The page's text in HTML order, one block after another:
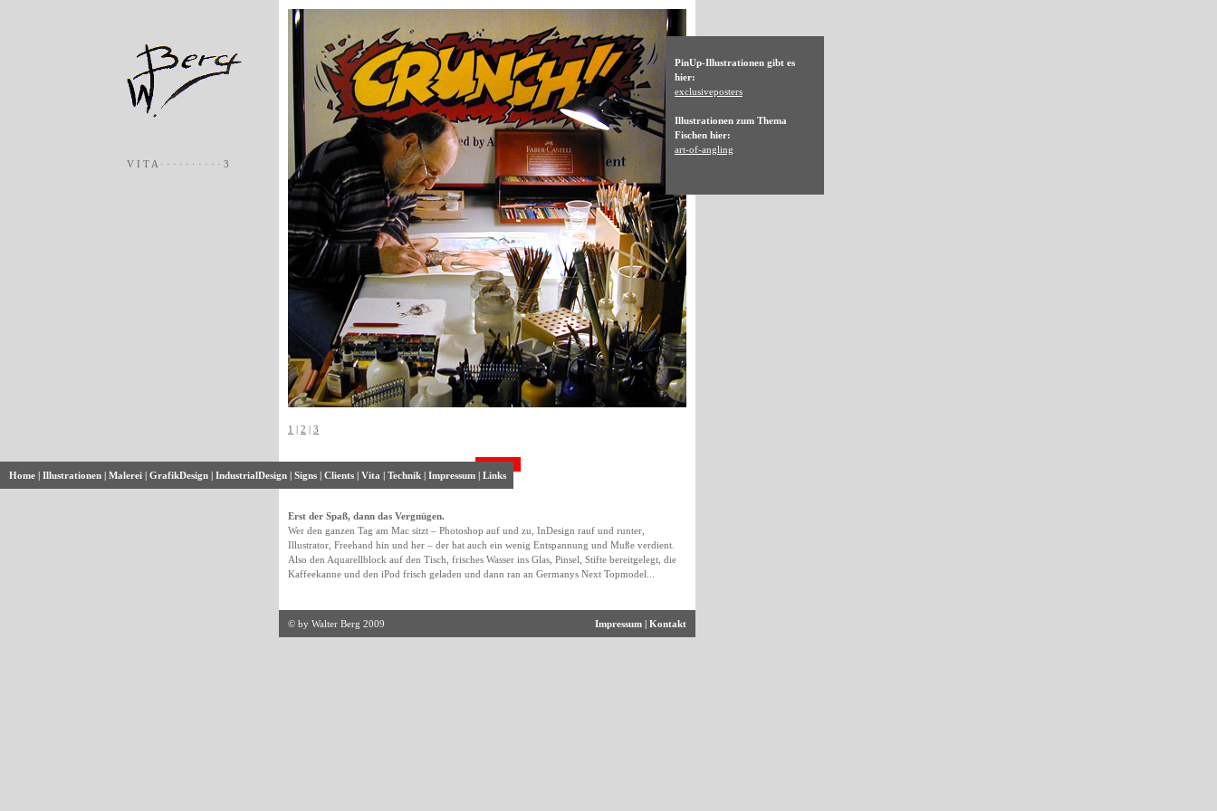
V I T A · · · · · · · · · · 3
1 | 2 | 3
Erst der Spaß, dann das Vergnügen.
Wer den ganzen Tag am Mac sitzt – Photoshop auf und zu, InDesign rauf und runter,
Illustrator, Freehand hin und her – der hat auch ein wenig Entspannung und Muße verdient.
Also den Aquarellblock auf den Tisch, frisches Wasser ins Glas, Pinsel, Stifte bereitgelegt, die
Kaffeekanne und den iPod frisch geladen und dann ran an Germanys Next Topmodel...
© by Walter Berg 2009 Impressum | Kontakt
PinUp-Illustrationen gibt es
hier:
exclusiveposters
Illustrationen zum Thema
Fischen hier:
art-of-angling
Home | Illustrationen | Malerei | GrafikDesign | IndustrialDesign | Signs | Clients | Vita | Technik | Impressum | Links